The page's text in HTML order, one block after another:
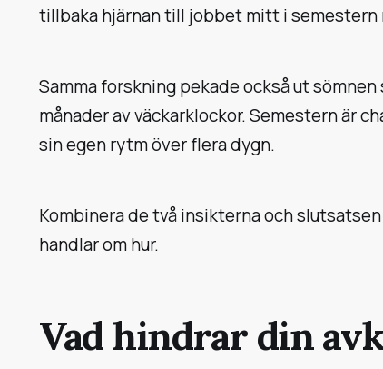
tillbaka hjärnan till jobbet mitt i semestern
Samma forskning pekade också ut
månader av väckarklockor. Semestern är
sin egen rytm över flera dygn.
Kombinera de två insikterna och
handlar om hur.
Vad hindrar din